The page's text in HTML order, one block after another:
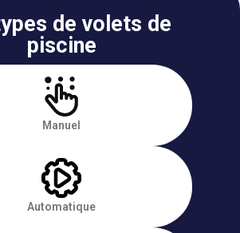
de volets de
piscine
Manuel
Automatique